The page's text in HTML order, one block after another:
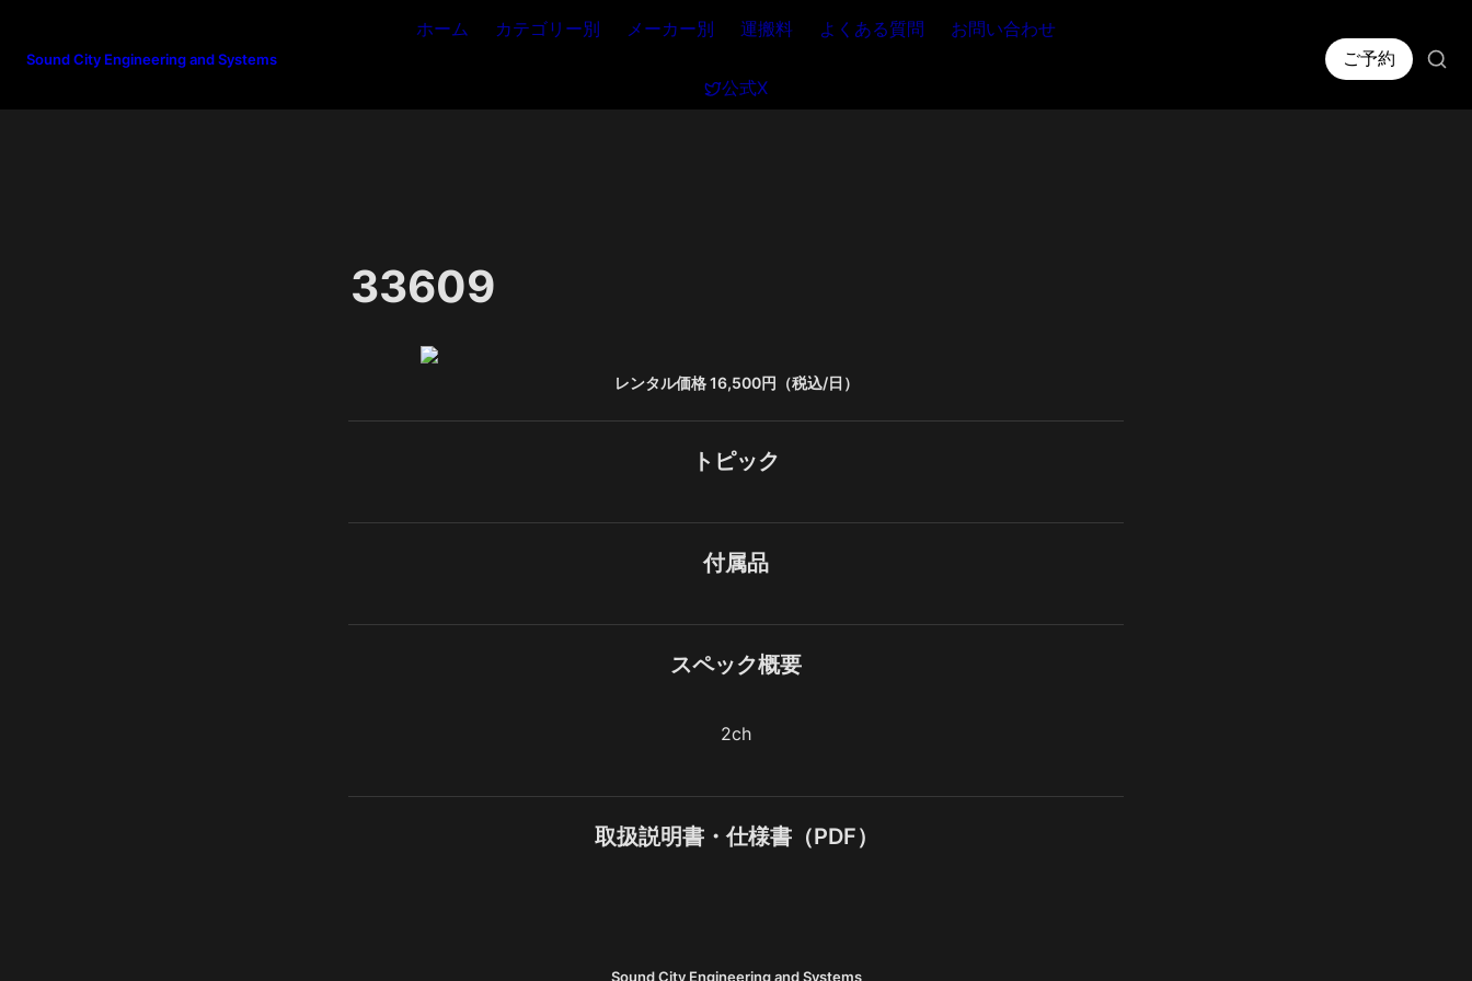
Sound City Engineering and Systems
ホーム カテゴリー別 メーカー別 運搬料 よくある質問 お問い合わせ
公式X
ご予約
33609
レンタル価格 16,500円（税込/日）
トピック
付属品
スペック概要
2ch
取扱説明書・仕様書（PDF）
Sound City Engineering and Systems